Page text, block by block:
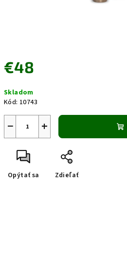
€48
cena:
Skladom
Kód: 10743
+
−
Opýtať sa Zdieľať